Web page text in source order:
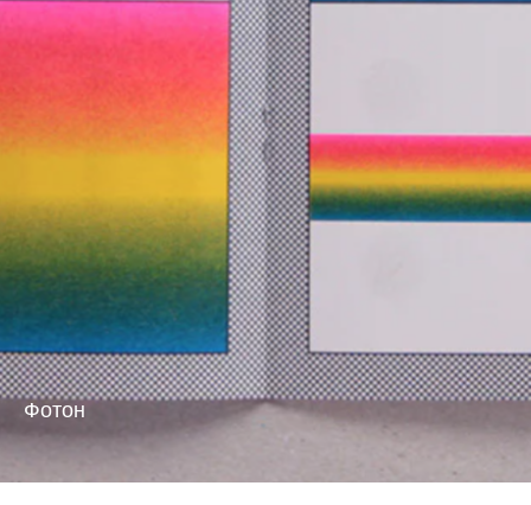
Фотон